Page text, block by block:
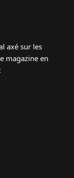
axé sur les
magazine en